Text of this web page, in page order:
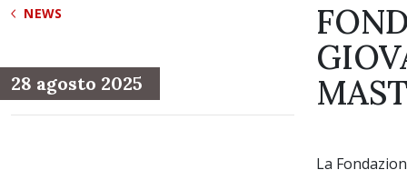
NEWS
28 agosto 2025
La